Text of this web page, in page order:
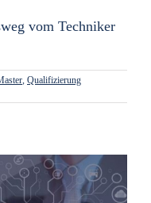
vom Techniker
Qualifizierung